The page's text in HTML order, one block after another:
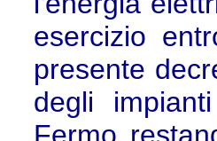
esercizio
presente
degli